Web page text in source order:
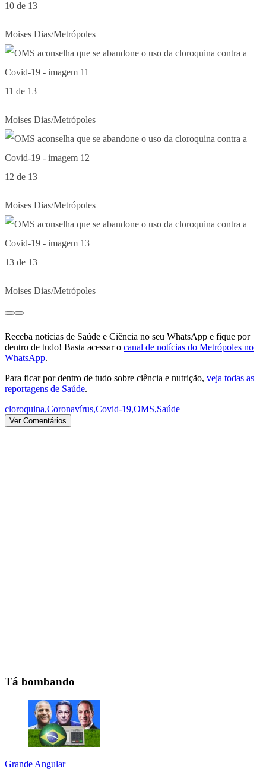
10 de 13
Moises Dias/Metrópoles
11 de 13
Moises Dias/Metrópoles
12 de 13
Moises Dias/Metrópoles
13 de 13
Moises Dias/Metrópoles
Receba notícias de Saúde e Ciência no seu WhatsApp e fique por
dentro de tudo! Basta acessar o canal de notícias do Metrópoles no
WhatsApp.
Para ficar por dentro de tudo sobre ciência e nutrição, veja todas as
reportagens de Saúde.
cloroquina,Coronavírus,Covid-19,OMS,Saúde
Ver Comentários
Tá bombando
Grande Angular